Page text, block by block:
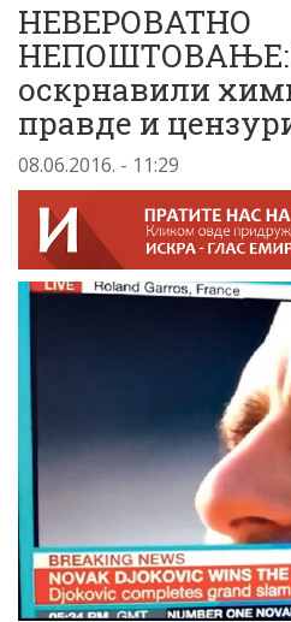
НЕВЕРОВАТНО
НЕПОШТОВАЊЕ:
оскрнавили
правде и
08.06.2016. - 11:29